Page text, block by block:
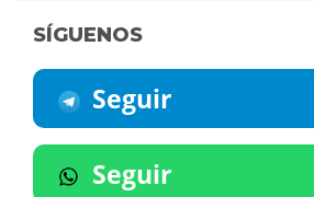
SÍGUENOS
Seguir
Seguir